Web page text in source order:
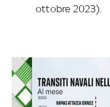
ottobre 2023).